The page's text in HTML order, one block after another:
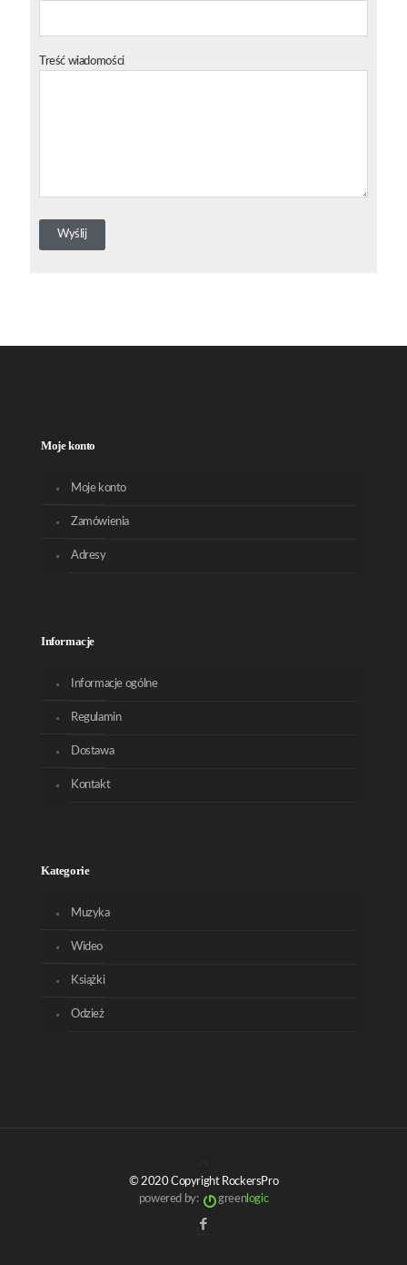
Treść wiadomości
Moje konto
Moje konto
Zamówienia
Adresy
Informacje
Informacje ogólne
Regulamin
Dostawa
Kontakt
Kategorie
Muzyka
Wideo
Książki
Odzież
© 2020 Copyright RockersPro
powered by:
greenlogic